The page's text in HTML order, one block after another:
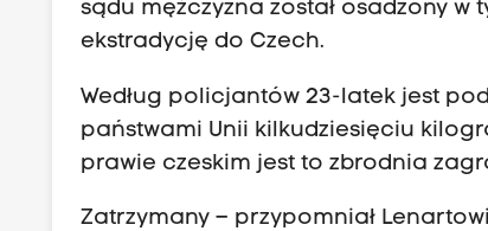
sądu mężczyzna został osadzony w
ekstradycję do Czech.
Według policjantów 23-latek jest
państwami Unii kilkudziesięciu
prawie czeskim jest to zbrodnia
Zatrzymany – przypomniał